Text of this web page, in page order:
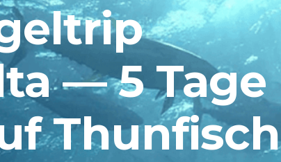
— 5 Tage
Thunfisch